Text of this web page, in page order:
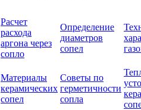
Расчет
расхода
аргона через
сопло
Определение
диаметров
сопел
Материалы
керамических
сопел
Советы по
герметичности
сопла